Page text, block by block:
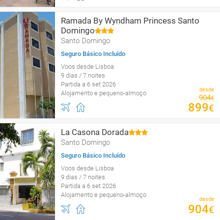
Ramada By Wyndham Princess Santo
Domingo
Santo Domingo
Seguro Básico Incluído
Voos desde Lisboa
9 dias / 7 noites
Partida a 6 set 2026
Alojamento e pequeno-almoço
desde
904€
899€
La Casona Dorada
Santo Domingo
Seguro Básico Incluído
Voos desde Lisboa
9 dias / 7 noites
Partida a 6 set 2026
Alojamento e pequeno-almoço
desde
904€